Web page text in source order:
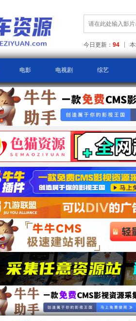
今日更新： 94
电影 电视剧 综艺